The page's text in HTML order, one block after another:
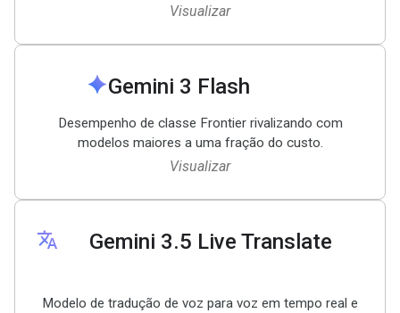
Visualizar
sparkGemini 3 Flash
Desempenho de classe Frontier rivalizando com
modelos maiores a uma fração do custo.
Visualizar
translate Gemini 3.5 Live Translate
Modelo de tradução de voz para voz em tempo real e